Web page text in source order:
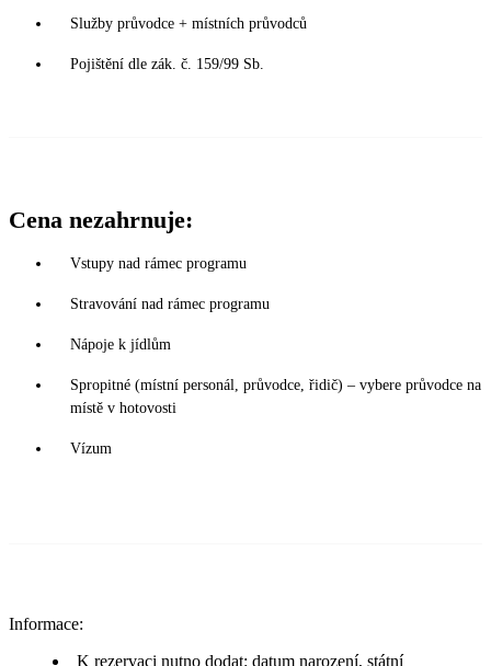
Služby průvodce + místních průvodců
Pojištění dle zák. č. 159/99 Sb.
Cena nezahrnuje:
Vstupy nad rámec programu
Stravování nad rámec programu
Nápoje k jídlům
Spropitné (místní personál, průvodce, řidič) – vybere průvodce na
místě v hotovosti
Vízum
Informace:
K rezervaci nutno dodat: datum narození, státní